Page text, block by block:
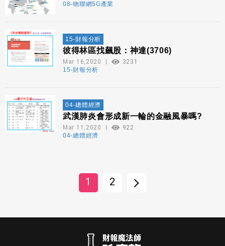
08-物聯網5G產業
15-財報分析
彼得林區找飆股：神達(3706)
Mar 16,2020
3231
15-財報分析
04-總體經濟
武漢肺炎會形成新一輪的金融風暴嗎?
Mar 11,2020
922
04-總體經濟
1 2